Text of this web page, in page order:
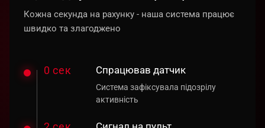
Кожна секунда на рахунку - наша система працює
швидко та злагоджено
0 сек Спрацював датчик
Система зафіксувала підозрілу
активність